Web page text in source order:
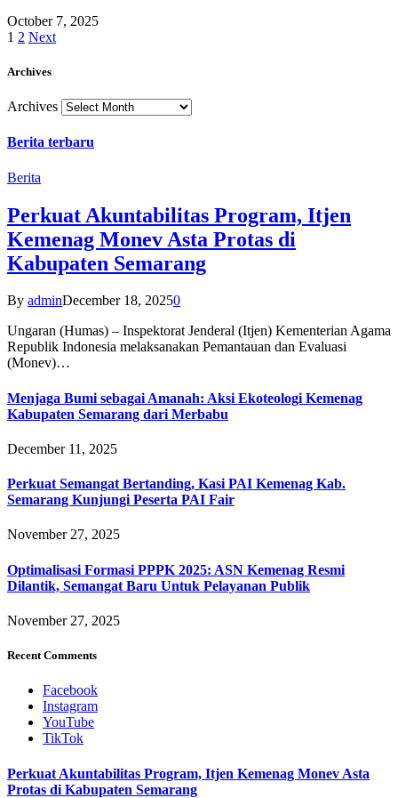
October 7, 2025
1 2 Next
Archives
Archives
Berita terbaru
Berita
Perkuat Akuntabilitas Program, Itjen
Kemenag Monev Asta Protas di
Kabupaten Semarang
By adminDecember 18, 20250
Ungaran (Humas) – Inspektorat Jenderal (Itjen) Kementerian Agama
Republik Indonesia melaksanakan Pemantauan dan Evaluasi
(Monev)…
Menjaga Bumi sebagai Amanah: Aksi Ekoteologi Kemenag
Kabupaten Semarang dari Merbabu
December 11, 2025
Perkuat Semangat Bertanding, Kasi PAI Kemenag Kab.
Semarang Kunjungi Peserta PAI Fair
November 27, 2025
Optimalisasi Formasi PPPK 2025: ASN Kemenag Resmi
Dilantik, Semangat Baru Untuk Pelayanan Publik
November 27, 2025
Recent Comments
Facebook
Instagram
YouTube
TikTok
Perkuat Akuntabilitas Program, Itjen Kemenag Monev Asta
Protas di Kabupaten Semarang